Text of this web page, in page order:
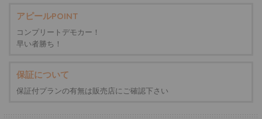
アピールPOINT
コンプリートデモカー！
早い者勝ち！
保証について
保証付プランの有無は販売店にご確認下さい